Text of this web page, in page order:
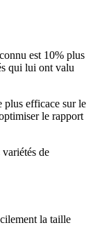
est 10% plus
qui lui ont valu
plus efficace sur le
le rapport
de
la taille